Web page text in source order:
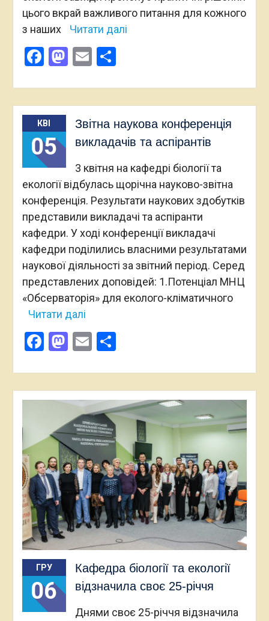
цього вкрай важливого питання для кожного
з наших
Читати далі
Facebook
Mastodon
EmailПоділитися
КВІ
05
Звітна наукова конференція
викладачів та аспірантів
3 квітня на кафедрі біології та
екології відбулась щорічна науково-звітна
конференція. Результати наукових здобутків
представили викладачі та аспіранти
кафедри. У ході конференції викладачі
кафедри поділились власними результатами
наукової діяльності за звітний період. Серед
представлених доповідей: 1.Потенціал МНЦ
«Обсерваторія» для еколого-кліматичного
Читати далі
Facebook
Mastodon
EmailПоділитися
ГРУ
06
Кафедра біології та екології
відзначила своє 25-річчя
Днями своє 25-річчя відзначила